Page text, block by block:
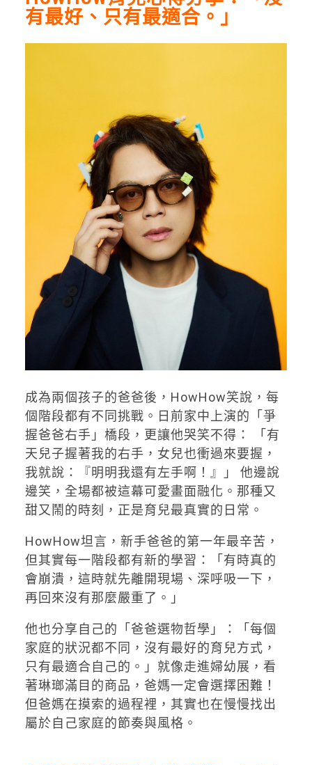
有最好、只有最適合。」
成為兩個孩子的爸爸後，HowHow笑說，每
個階段都有不同挑戰。日前家中上演的「爭
握爸爸右手」橋段，更讓他哭笑不得： 「有
天兒子握著我的右手，女兒也衝過來要握，
我就說：『明明我還有左手啊！』」 他邊說
邊笑，全場都被這幕可愛畫面融化。那種又
甜又鬧的時刻，正是育兒最真實的日常。
HowHow坦言，新手爸爸的第一年最辛苦，
但其實每一階段都有新的學習：「有時真的
會崩潰，這時就先離開現場、深呼吸一下，
再回來沒有那麼嚴重了。」
他也分享自己的「爸爸選物哲學」：「每個
家庭的狀況都不同，沒有最好的育兒方式，
只有最適合自己的。」就像走進婦幼展，看
著琳瑯滿目的商品，爸媽一定會選擇困難！
但爸媽在摸索的過程裡，其實也在慢慢找出
屬於自己家庭的節奏與風格。